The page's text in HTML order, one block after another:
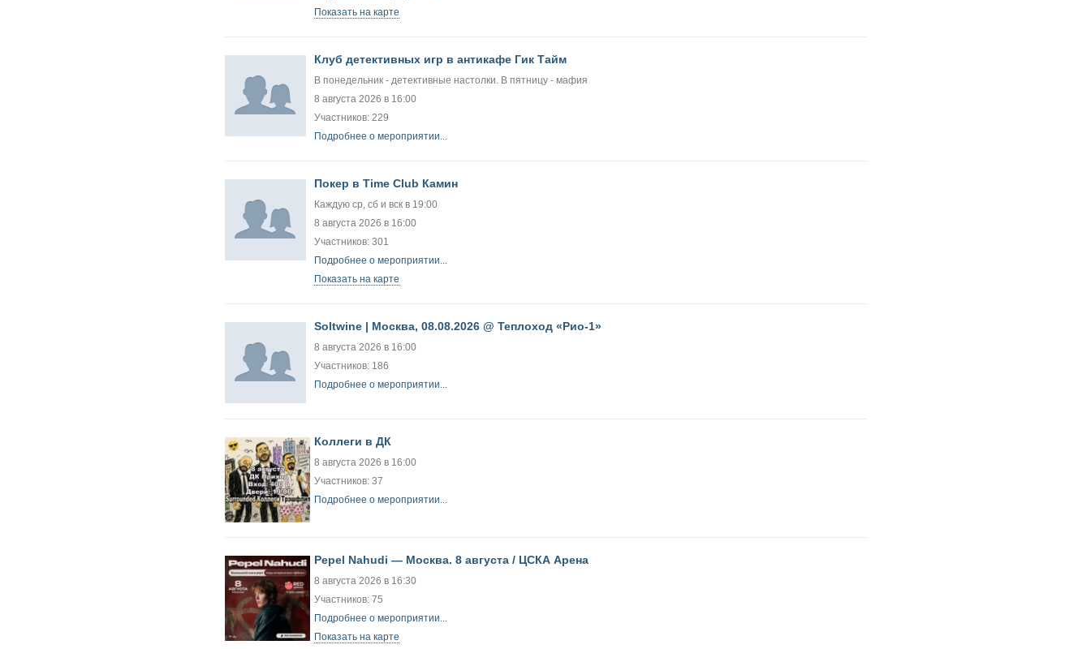
Показать на карте
Клуб детективных игр в антикафе Гик Тайм
В понедельник - детективные настолки. В пятницу - мафия
8 августа 2026 в 16:00
Участников: 229
Подробнее о мероприятии...
Покер в Time Club Камин
Каждую ср, сб и вск в 19:00
8 августа 2026 в 16:00
Участников: 301
Подробнее о мероприятии...
Показать на карте
Soltwine | Москва, 08.08.2026 @ Теплоход «Рио-1»
8 августа 2026 в 16:00
Участников: 186
Подробнее о мероприятии...
Коллеги в ДК
8 августа 2026 в 16:00
Участников: 37
Подробнее о мероприятии...
Pepel Nahudi — Москва. 8 августа / ЦСКА Арена
8 августа 2026 в 16:30
Участников: 75
Подробнее о мероприятии...
Показать на карте